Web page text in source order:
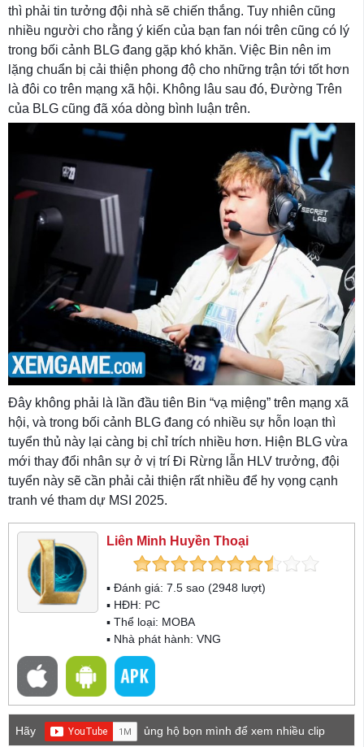
thì phải tin tưởng đội nhà sẽ chiến thắng. Tuy nhiên cũng
nhiều người cho rằng ý kiến của bạn fan nói trên cũng có lý
trong bối cảnh BLG đang gặp khó khăn. Việc Bin nên im
lặng chuẩn bị cải thiện phong độ cho những trận tới tốt hơn
là đôi co trên mạng xã hội. Không lâu sau đó, Đường Trên
của BLG cũng đã xóa dòng bình luận trên.
Đây không phải là lần đầu tiên Bin “vạ miệng” trên mạng xã
hội, và trong bối cảnh BLG đang có nhiều sự hỗn loạn thì
tuyển thủ này lại càng bị chỉ trích nhiều hơn. Hiện BLG vừa
mới thay đổi nhân sự ở vị trí Đi Rừng lẫn HLV trưởng, đội
tuyển này sẽ cần phải cải thiện rất nhiều để hy vọng cạnh
tranh vé tham dự MSI 2025.
Liên Minh Huyền Thoại
▪ Đánh giá: 7.5 sao (2948 lượt)
▪ HĐH: PC
▪ Thể loại: MOBA
▪ Nhà phát hành: VNG
Hãy
ủng hộ bọn mình để xem nhiều clip